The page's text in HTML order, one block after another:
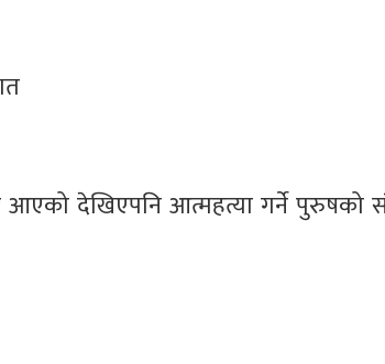
आएको देखिएपनि आत्महत्या गर्ने पुरुषको